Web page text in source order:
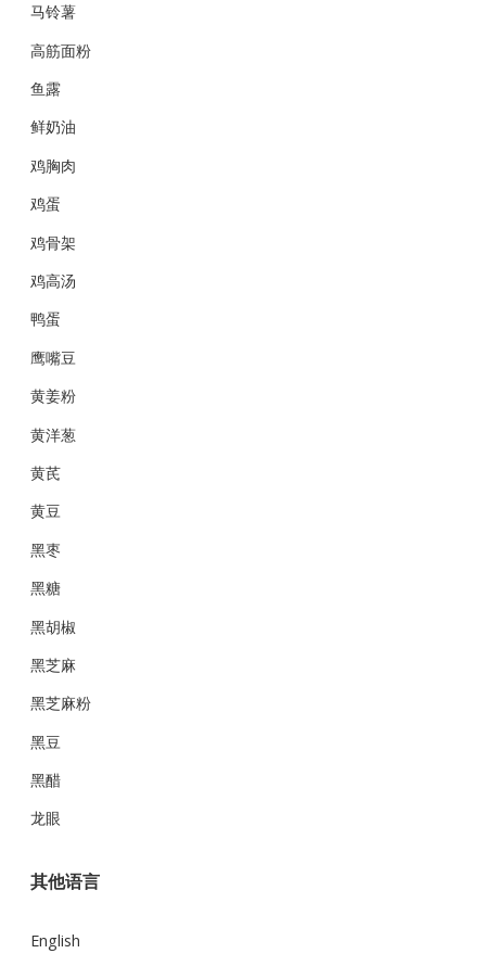
马铃薯
高筋面粉
鱼露
鲜奶油
鸡胸肉
鸡蛋
鸡骨架
鸡高汤
鸭蛋
鹰嘴豆
黄姜粉
黄洋葱
黄芪
黄豆
黑枣
黑糖
黑胡椒
黑芝麻
黑芝麻粉
黑豆
黑醋
龙眼
其他语言
English